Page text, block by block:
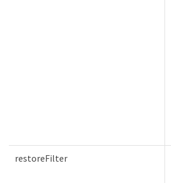
restoreFilter